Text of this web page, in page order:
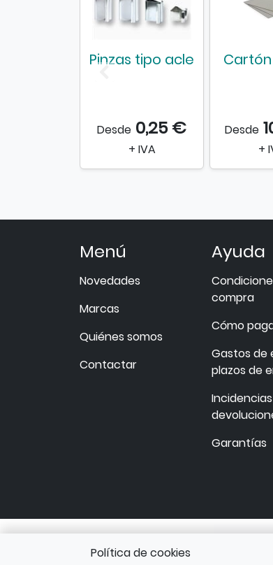
Pinzas tipo acle
Desde 0,25 €
+ IVA
Desde
+
Menú
Novedades
Marcas
Quiénes somos
Contactar
Ayuda
compra
Cómo
Gastos de
plazos de
Garantías
Política de cookies